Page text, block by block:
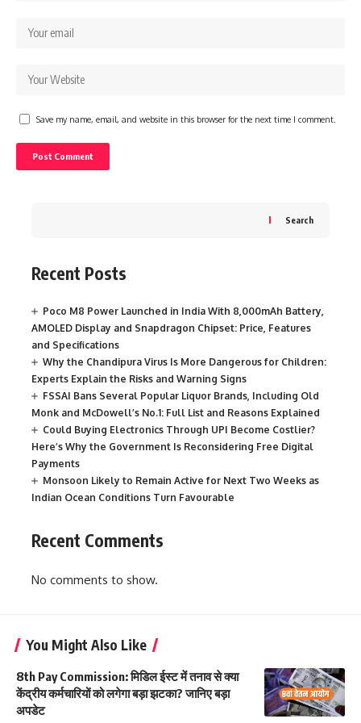
Save my name, email, and website in this browser for the next time I comment.
Search
Recent Posts
Poco M8 Power Launched in India With 8,000mAh Battery,
AMOLED Display and Snapdragon Chipset: Price, Features
and Specifications
Why the Chandipura Virus Is More Dangerous for Children:
Experts Explain the Risks and Warning Signs
FSSAI Bans Several Popular Liquor Brands, Including Old
Monk and McDowell’s No.1: Full List and Reasons Explained
Could Buying Electronics Through UPI Become Costlier?
Here’s Why the Government Is Reconsidering Free Digital
Payments
Monsoon Likely to Remain Active for Next Two Weeks as
Indian Ocean Conditions Turn Favourable
Recent Comments
No comments to show.
You Might Also Like
8th Pay Commission: मिडिल ईस्ट में तनाव से क्या
केंद्रीय कर्मचारियों को लगेगा बड़ा झटका? जानिए बड़ा
अपडेट